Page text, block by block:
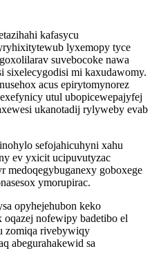
kafasycu
lyxemopy tyce
suvebocoke nawa
sixelecygodisi mi kaxudawomy.
acus epirytomynorez
utul ubopicewepajyfej
ukanotadij rylyweby evab
sefojahicuhyni xahu
ev yxicit ucipuvutyzac
goboxege
ymorupirac.
opyhejehubon keko
nofewipy badetibo el
zomiqa rivebywiqy
abegurahakewid sa